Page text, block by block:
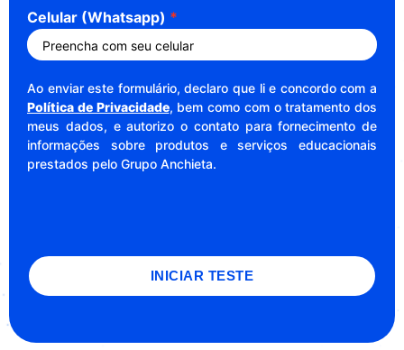
Celular (Whatsapp)
Ao enviar este formulário, declaro que li e concordo com a
Política de Privacidade, bem como com o tratamento dos
meus dados, e autorizo o contato para fornecimento de
informações sobre produtos e serviços educacionais
prestados pelo Grupo Anchieta.
INICIAR TESTE